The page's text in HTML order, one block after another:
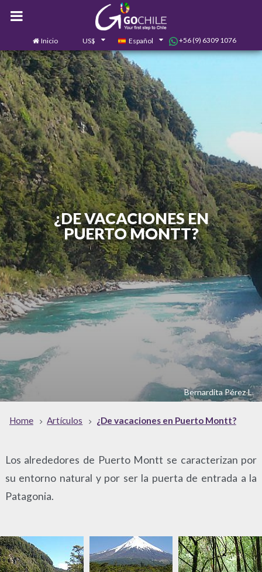
Inicio US$ Español +56 (9) 6309 1076
Contáctanos
¿DE VACACIONES EN
PUERTO MONTT?
Bernardita Pérez L.
Home Artículos ¿De vacaciones en Puerto Montt?
Los alrededores de Puerto Montt se caracterizan por
su entorno natural y por ser la puerta de entrada a la
Patagonia.